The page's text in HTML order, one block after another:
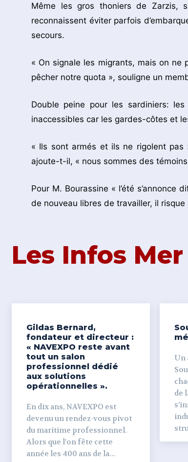
Même les gros thoniers de Zarzis,
reconnaissent éviter parfois
secours.
« On signale les migrants, mais on ne
pêcher notre quota », souligne un
Double peine pour les sardiniers:
inaccessibles car les gardes-côtes et
« Ils sont armés et ils ne rigolent pas
ajoute-t-il, « nous sommes des
Pour M. Bourassine « l’été
de nouveau libres de travailler, il
Les Infos
Gildas Bernard,
fondateur et directeur :
« NAVEXPO reste avant
tout un salon
professionnel dédié
aux solutions
opérationnelles ».
En dix ans, NAVEXPO est
devenu un rendez-vous pivot
du maritime professionnel.
Alors que l'on fête cette
année les 400 ans de la...
Un
de